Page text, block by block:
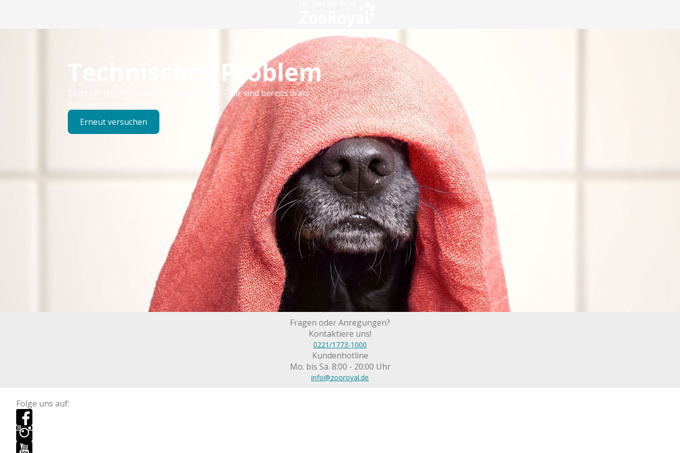
Technisches Problem
Es ist ein technischer Fehler aufgetreten – wir sind bereits dran.
Bitte versuchen Sie es später erneut.
Erneut versuchen
Fragen oder Anregungen?
Kontaktiere uns!
0221/1773-1000
Kundenhotline
Mo. bis Sa. 8:00 - 20:00 Uhr
info@zooroyal.de
Folge uns auf: